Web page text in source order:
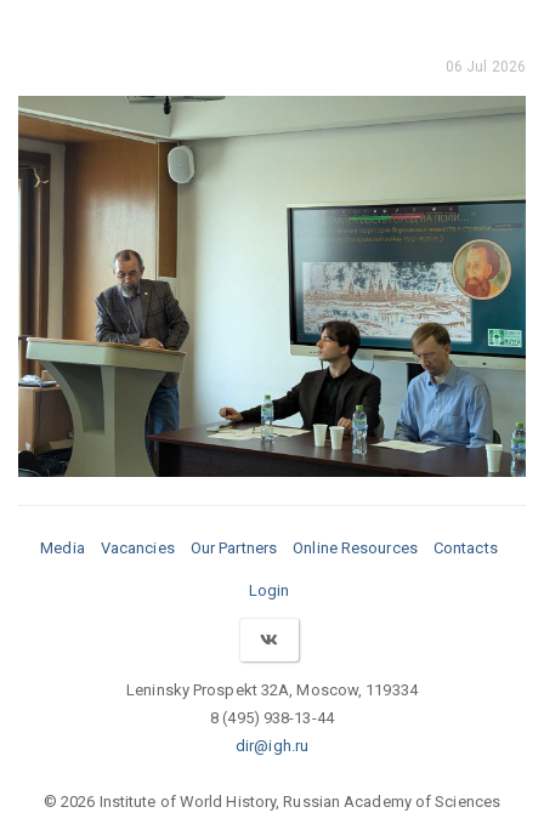
06 Jul 2026
Media Vacancies Our Partners Online Resources Contacts
Login
Leninsky Prospekt 32A, Moscow, 119334
8 (495) 938-13-44
dir@igh.ru
© 2026 Institute of World History, Russian Academy of Sciences